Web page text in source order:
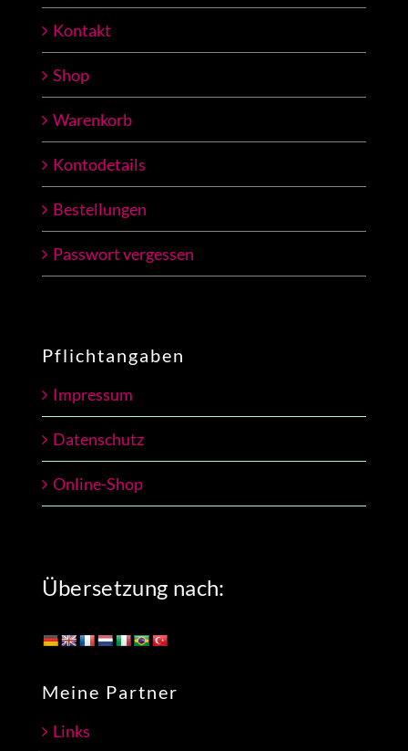
Kontakt
Shop
Warenkorb
Kontodetails
Bestellungen
Passwort vergessen
Pflichtangaben
Impressum
Datenschutz
Online-Shop
Übersetzung nach:
Meine Partner
Links